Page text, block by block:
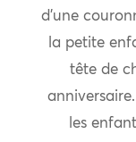
d’une
la petite
tête de
les